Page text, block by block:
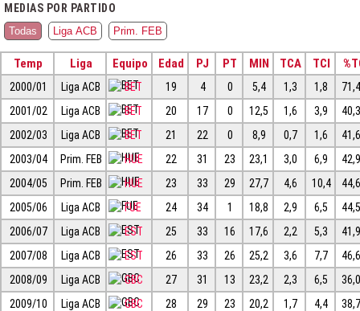
MEDIAS POR PARTIDO
Todas Liga ACB Prim. FEB
Temp Liga Equipo Edad PJ PT MIN TCA TCI
2000/01 Liga ACB BET 19 4 0 5,4 1,3 1,8
2001/02
Liga ACB BET 20 17 0 12,5 1,6 3,9
2002/03
Liga ACB BET 21 22 0 8,9 0,7 1,6
2003/04
Prim. FEB HUE 22 31 23 23,1 3,0 6,9
2004/05
Prim. FEB HUE 23 33 29 27,7 4,6 10,4
2005/06
Liga ACB FUE 24 34 1 18,8 2,9 6,5
2006/07
Liga ACB EST 25 33 16 17,6 2,2 5,3
2007/08
Liga ACB EST 26 33 26 25,2 3,6 7,7
2008/09
Liga ACB GBC 27 31 13 23,2 2,3 6,5
2009/10
Liga ACB GBC 28 29 23 20,2 1,7 4,4